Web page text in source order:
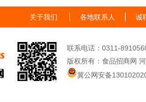
关于我们 各地联系人 诚
联系电话：0311-
版权所有：食品招商网
冀公网安备